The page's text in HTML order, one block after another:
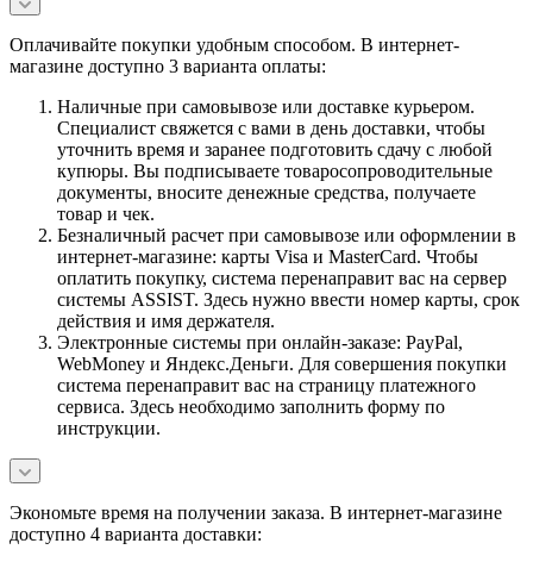
Оплачивайте покупки удобным способом. В интернет-
магазине доступно 3 варианта оплаты:
Наличные при самовывозе или доставке курьером.
Специалист свяжется с вами в день доставки, чтобы
уточнить время и заранее подготовить сдачу с любой
купюры. Вы подписываете товаросопроводительные
документы, вносите денежные средства, получаете
товар и чек.
Безналичный расчет при самовывозе или оформлении в
интернет-магазине: карты Visa и MasterCard. Чтобы
оплатить покупку, система перенаправит вас на сервер
системы ASSIST. Здесь нужно ввести номер карты, срок
действия и имя держателя.
Электронные системы при онлайн-заказе: PayPal,
WebMoney и Яндекс.Деньги. Для совершения покупки
система перенаправит вас на страницу платежного
сервиса. Здесь необходимо заполнить форму по
инструкции.
Экономьте время на получении заказа. В интернет-магазине
доступно 4 варианта доставки: